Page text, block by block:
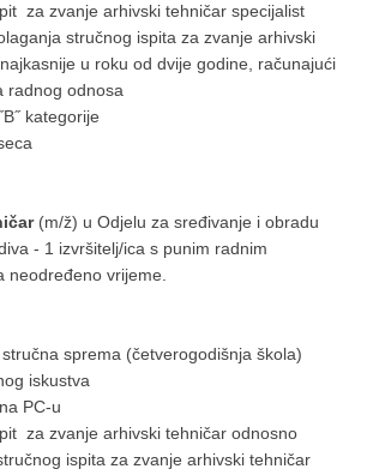
za zvanje arhivski tehničar specijalist
stručnog ispita za zvanje arhivski
u roku od dvije godine, računajući
radnog odnosa
kategorije
(m/ž) u Odjelu za sređivanje i obradu
- 1 izvršitelj/ica s punim radnim
neodređeno vrijeme.
sprema (četverogodišnja škola)
iskustva
PC-u
za zvanje arhivski tehničar odnosno
ispita za zvanje arhivski tehničar